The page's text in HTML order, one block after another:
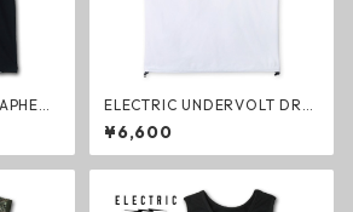
BL
ック
ション
ELECTRIC UNDERVOLT DRY
DRAWCORD S/S TEE WHITE
ドライTシャツ ホワイト エレ
クトリック ファッション
¥6,600